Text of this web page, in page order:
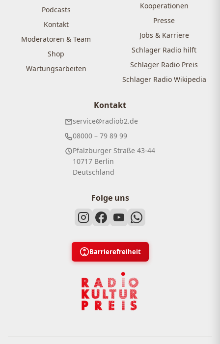
Podcasts
Kontakt
Moderatoren & Team
Shop
Wartungsarbeiten
Kooperationen
Presse
Jobs & Karriere
Schlager Radio hilft
Schlager Radio Preis
Schlager Radio Wikipedia
Kontakt
service@radiob2.de
08000 – 79 89 99
Pfalzburger Straße 43-44
10717 Berlin
Deutschland
Folge uns
Barrierefreiheit